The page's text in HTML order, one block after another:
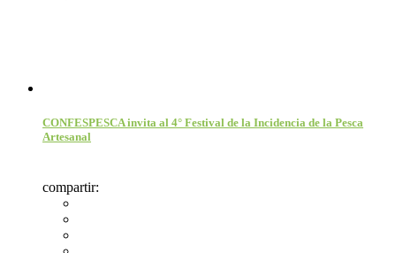
CONFESPESCA invita al 4° Festival de la Incidencia de la Pesca
Artesanal
compartir: